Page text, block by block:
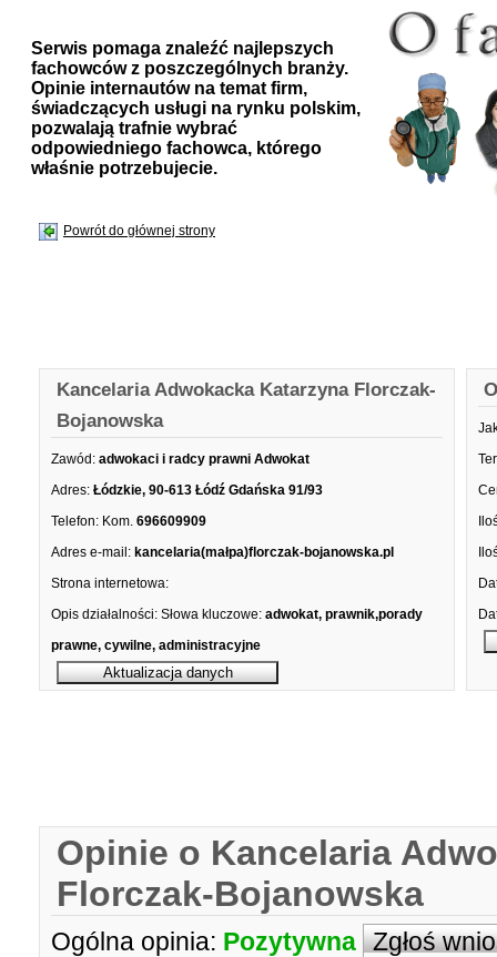
Serwis pomaga znaleźć najlepszych
fachowców z poszczególnych branży.
Opinie internautów na temat firm,
świadczących usługi na rynku polskim,
pozwalają trafnie wybrać
odpowiedniego fachowca, którego
właśnie potrzebujecie.
Powrót do głównej strony
Kancelaria Adwokacka Katarzyna Florczak-
Bojanowska
Zawód: adwokaci i radcy prawni Adwokat
Adres: Łódzkie, 90-613 Łódź Gdańska 91/93
Telefon: Kom. 696609909
Adres e-mail: kancelaria(małpa)florczak-bojanowska.pl
Strona internetowa:
Opis działalności: Słowa kluczowe: adwokat, prawnik,porady
prawne, cywilne, administracyjne
Opinie o Kancelaria
Florczak-Bojanowska
Ogólna opinia: Pozytywna Zgłoś